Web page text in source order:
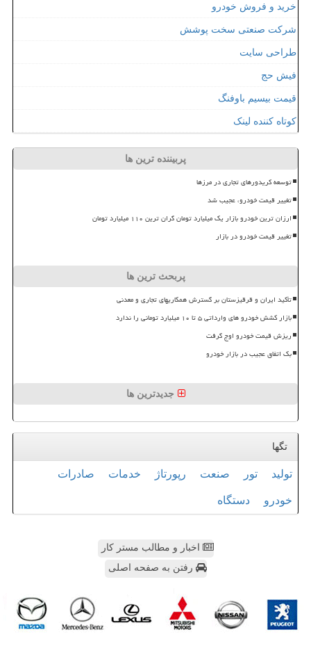
خرید و فروش خودرو
شرکت صنعتی سخت پوشش
طراحی سایت
فیش حج
قیمت بیسیم باوفنگ
کوتاه کننده لینک
پربیننده ترین ها
توسعه کریدورهای تجاری در مرزها
تغییر قیمت خودرو، عجیب شد
ارزان ترین خودرو بازار یک میلیارد تومان گران ترین ۱۱۰ میلیارد تومان
تغییر قیمت خودرو در بازار
پربحث ترین ها
تأکید ایران و قرقیزستان بر گسترش همکاریهای تجاری و معدنی
بازار کشش خودرو های وارداتی ۵ تا ۱۰ میلیارد تومانی را ندارد
ریزش قیمت خودرو اوج گرفت
بک اتفاق عجیب در بازار خودرو
جدیدترین ها
تگها
تولید تور صنعت رپورتاژ خدمات صادرات
خودرو دستگاه
اخبار و مطالب مستر کار
رفتن به صفحه اصلی